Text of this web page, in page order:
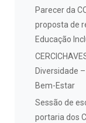
Parecer da
proposta de
Educação
Diversidade
Bem-Estar
Sessão de
portaria dos